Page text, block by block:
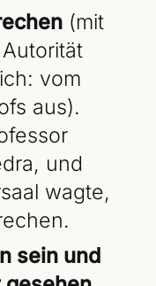
(mit
vom
aus).
und
wagte,
sein und